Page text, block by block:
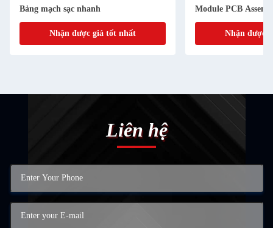
Bảng mạch sạc nhanh
Nhận được giá tốt nhất
Module PCB
Nhận được
Liên hệ